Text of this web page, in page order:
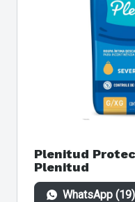
Plenitud
Plenitud
WhatsApp